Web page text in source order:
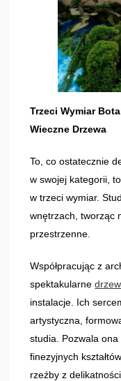
Trzeci Wymiar
Wieczne Drzewa
To, co ostatecznie
w swojej kategorii,
w trzeci wymiar.
wnętrzach, tworząc
przestrzenne.
Współpracując z
spektakularne
instalacje. Ich
artystyczna,
studia. Pozwala
finezyjnych
rzeźby z